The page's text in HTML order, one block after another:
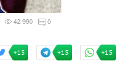
42 990 0
+15 +15 +15